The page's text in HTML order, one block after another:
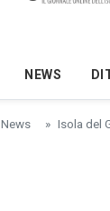
NEWS
News Isola del